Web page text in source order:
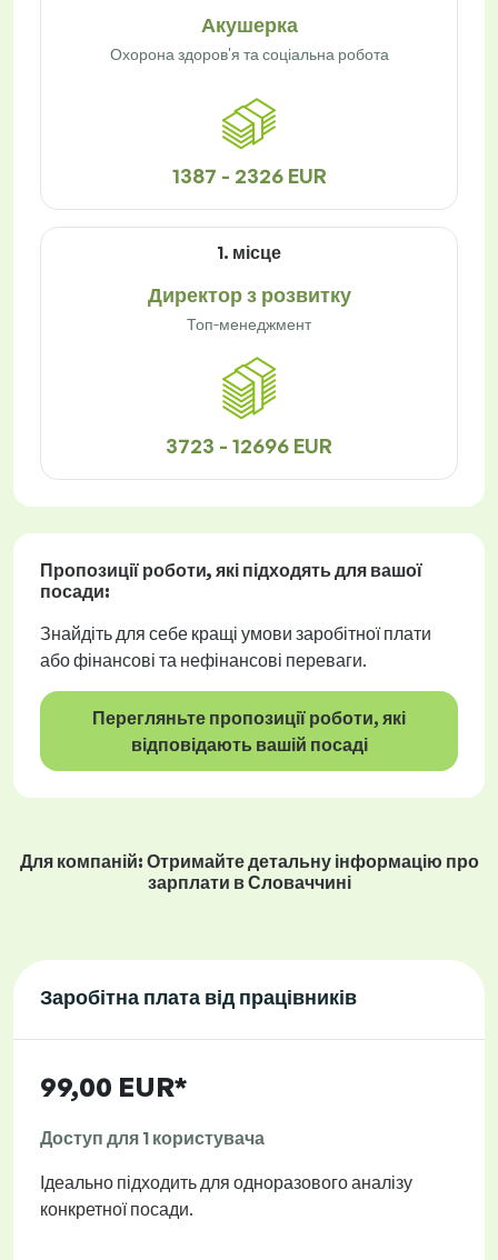
Акушерка
Охорона здоров'я та соціальна робота
1387 - 2326 EUR
1. місце
Директор з розвитку
Топ-менеджмент
3723 - 12696 EUR
Пропозиції роботи, які підходять для вашої
посади:
Знайдіть для себе кращі умови заробітної плати
або фінансові та нефінансові переваги.
Перегляньте пропозиції роботи, які
відповідають вашій посаді
Для компаній: Отримайте детальну інформацію про
зарплати в Словаччині
Заробітна плата від працівників
99,00 EUR*
Доступ для 1 користувача
Ідеально підходить для одноразового аналізу
конкретної посади.